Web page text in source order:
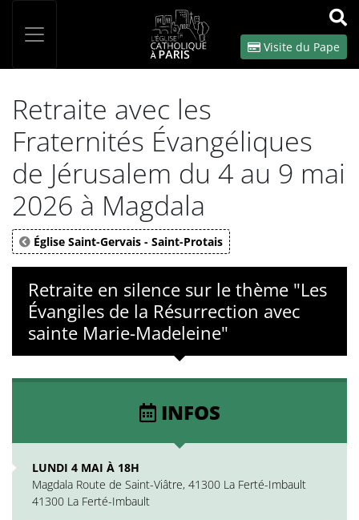
OK
Visite du Pape
Retraite avec les
Fraternités Évangéliques
de Jérusalem du 4 au 9 mai
2026 à Magdala
Église Saint-Gervais - Saint-Protais
Retraite en silence sur le thème "Les
Évangiles de la Résurrection avec
sainte Marie-Madeleine"
INFOS
LUNDI 4 MAI À 18H
Magdala Route de Saint-Viâtre, 41300 La Ferté-Imbault
41300 La Ferté-Imbault
Panneau de gestion des cookies